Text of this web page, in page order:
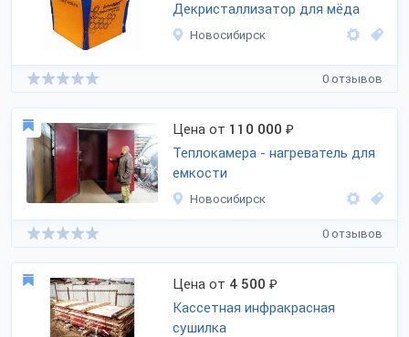
Декристаллизатор для мёда
Новосибирск
0 отзывов
Цена от 110 000 ₽
Теплокамера - нагреватель для
емкости
Новосибирск
0 отзывов
Цена от 4 500 ₽
Кассетная инфракрасная
сушилка